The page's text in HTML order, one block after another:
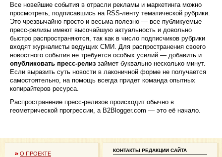
Все новейшие события в отрасли рекламы и маркетинга можно
просмотреть, подписавшись на RSS-ленту тематической рубрики.
Это чрезвычайно просто и весьма полезно — все публикуемые
пресс-релизы имеют высочайшую актуальность и довольно
быстро распространяются, так как в число подписчиков рубрики
входят журналисты ведущих СМИ. Для распространения своего
новостного события не требуется особых усилий — добавить и
опубликовать пресс-релиз займет буквально несколько минут.
Если выразить суть новости в лаконичной форме не получается
самостоятельно, на помощь всегда придет команда опытных
копирайтеров ресурса.
Распространение пресс-релизов происходит обычно в
геометрической прогрессии, а B2Blogger.com — это её начало.
О ПРОЕКТЕ
КОНТАКТЫ РЕДАКЦИИ САЙТА